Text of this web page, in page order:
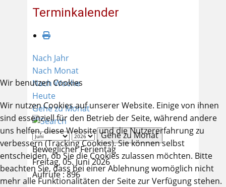
Terminkalender
Nach Jahr
Nach Monat
Nach Woche
Heute
Gehe zu Monat
Gehe zu Monat
Beweglicher Ferientag
Freitag, 05. Juni 2026
Aufrufe: 896
Wir benutzen Cookies
Wir nutzen Cookies auf unserer Website. Einige von ihnen
sind essenziell für den Betrieb der Seite, während andere
uns helfen, diese Website und die Nutzererfahrung zu
verbessern (Tracking Cookies). Sie können selbst
entscheiden, ob Sie die Cookies zulassen möchten. Bitte
beachten Sie, dass bei einer Ablehnung womöglich nicht
mehr alle Funktionalitäten der Seite zur Verfügung stehen.